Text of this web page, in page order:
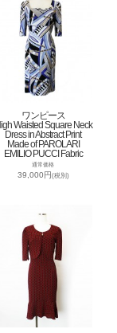
ワンピース
Waisted Square Neck
Dress in Abstract Print
Made of PAROLARI
EMILIO PUCCI Fabric
通常価格
39,000円(税別)